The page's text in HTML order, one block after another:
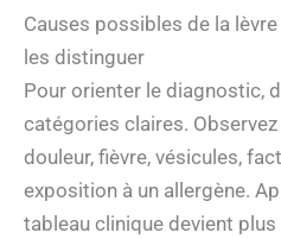
Causes possibles de la
les distinguer
Pour orienter le diagnostic,
catégories claires.
douleur, fièvre, vésicules,
exposition à un allergène.
tableau clinique devient